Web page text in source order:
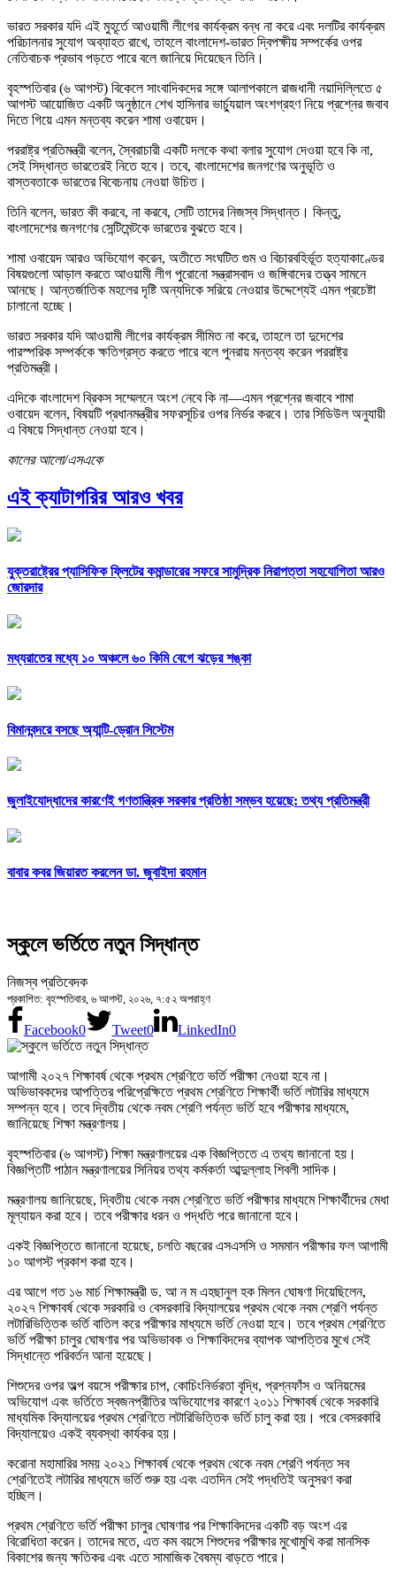
ভারত সরকার যদি এই মুহূর্তে আওয়ামী লীগের কার্যক্রম বন্ধ না করে এবং দলটির কার্যক্রম
পরিচালনার সুযোগ অব্যাহত রাখে, তাহলে বাংলাদেশ-ভারত দ্বিপক্ষীয় সম্পর্কের ওপর
নেতিবাচক প্রভাব পড়তে পারে বলে জানিয়ে দিয়েছেন তিনি।
বৃহস্পতিবার (৬ আগস্ট) বিকেলে সাংবাদিকদের সঙ্গে আলাপকালে রাজধানী নয়াদিল্লিতে ৫
আগস্ট আয়োজিত একটি অনুষ্ঠানে শেখ হাসিনার ভার্চ্যুয়াল অংশগ্রহণ নিয়ে প্রশ্নের জবাব
দিতে গিয়ে এমন মন্তব্য করেন শামা ওবায়েদ।
পররাষ্ট্র প্রতিমন্ত্রী বলেন, স্বৈরাচারী একটি দলকে কথা বলার সুযোগ দেওয়া হবে কি না,
সেই সিদ্ধান্ত ভারতেরই নিতে হবে। তবে, বাংলাদেশের জনগণের অনুভূতি ও
বাস্তবতাকে ভারতের বিবেচনায় নেওয়া উচিত।
তিনি বলেন, ভারত কী করবে, না করবে, সেটি তাদের নিজস্ব সিদ্ধান্ত। কিন্তু,
বাংলাদেশের জনগণের সেন্টিমেন্টকে ভারতের বুঝতে হবে।
শামা ওবায়েদ আরও অভিযোগ করেন, অতীতে সংঘটিত গুম ও বিচারবহির্ভূত হত্যাকাণ্ডের
বিষয়গুলো আড়াল করতে আওয়ামী লীগ পুরোনো সন্ত্রাসবাদ ও জঙ্গিবাদের তত্ত্ব সামনে
আনছে। আন্তর্জাতিক মহলের দৃষ্টি অন্যদিকে সরিয়ে নেওয়ার উদ্দেশ্যেই এমন প্রচেষ্টা
চালানো হচ্ছে।
ভারত সরকার যদি আওয়ামী লীগের কার্যক্রম সীমিত না করে, তাহলে তা দুদেশের
পারস্পরিক সম্পর্ককে ক্ষতিগ্রস্ত করতে পারে বলে পুনরায় মন্তব্য করেন পররাষ্ট্র
প্রতিমন্ত্রী।
এদিকে বাংলাদেশ ব্রিকস সম্মেলনে অংশ নেবে কি না—এমন প্রশ্নের জবাবে শামা
ওবায়েদ বলেন, বিষয়টি প্রধানমন্ত্রীর সফরসূচির ওপর নির্ভর করবে। তার সিডিউল অনুযায়ী
এ বিষয়ে সিদ্ধান্ত নেওয়া হবে।
কালের আলো/এসএকে
এই ক্যাটাগরির আরও খবর
যুক্তরাষ্ট্রের প্যাসিফিক ফ্লিটের কমান্ডারের সফরে সামুদ্রিক নিরাপত্তা সহযোগিতা আরও
জোরদার
মধ্যরাতের মধ্যে ১০ অঞ্চলে ৬০ কিমি বেগে ঝড়ের শঙ্কা
বিমানবন্দরে বসছে অ্যান্টি-ড্রোন সিস্টেম
জুলাইযোদ্ধাদের কারণেই গণতান্ত্রিক সরকার প্রতিষ্ঠা সম্ভব হয়েছে: তথ্য প্রতিমন্ত্রী
বাবার কবর জিয়ারত করলেন ডা. জুবাইদা রহমান
স্কুলে ভর্তিতে নতুন সিদ্ধান্ত
নিজস্ব প্রতিবেদক
প্রকাশিত: বৃহস্পতিবার, ৬ আগস্ট, ২০২৬, ৭:৫২ অপরাহ্ণ
Facebook0 Tweet0 LinkedIn0
আগামী ২০২৭ শিক্ষাবর্ষ থেকে প্রথম শ্রেণিতে ভর্তি পরীক্ষা নেওয়া হবে না।
অভিভাবকদের আপত্তির পরিপ্রেক্ষিতে প্রথম শ্রেণিতে শিক্ষার্থী ভর্তি লটারির মাধ্যমে
সম্পন্ন হবে। তবে দ্বিতীয় থেকে নবম শ্রেণি পর্যন্ত ভর্তি হবে পরীক্ষার মাধ্যমে,
জানিয়েছে শিক্ষা মন্ত্রণালয়।
বৃহস্পতিবার (৬ আগস্ট) শিক্ষা মন্ত্রণালয়ের এক বিজ্ঞপ্তিতে এ তথ্য জানানো হয়।
বিজ্ঞপ্তিটি পাঠান মন্ত্রণালয়ের সিনিয়র তথ্য কর্মকর্তা আব্দুল্লাহ শিবলী সাদিক।
মন্ত্রণালয় জানিয়েছে, দ্বিতীয় থেকে নবম শ্রেণিতে ভর্তি পরীক্ষার মাধ্যমে শিক্ষার্থীদের মেধা
মূল্যায়ন করা হবে। তবে পরীক্ষার ধরন ও পদ্ধতি পরে জানানো হবে।
একই বিজ্ঞপ্তিতে জানানো হয়েছে, চলতি বছরের এসএসসি ও সমমান পরীক্ষার ফল আগামী
১০ আগস্ট প্রকাশ করা হবে।
এর আগে গত ১৬ মার্চ শিক্ষামন্ত্রী ড. আ ন ম এহছানুল হক মিলন ঘোষণা দিয়েছিলেন,
২০২৭ শিক্ষাবর্ষ থেকে সরকারি ও বেসরকারি বিদ্যালয়ের প্রথম থেকে নবম শ্রেণি পর্যন্ত
লটারিভিত্তিক ভর্তি বাতিল করে পরীক্ষার মাধ্যমে ভর্তি নেওয়া হবে। তবে প্রথম শ্রেণিতে
ভর্তি পরীক্ষা চালুর ঘোষণার পর অভিভাবক ও শিক্ষাবিদদের ব্যাপক আপত্তির মুখে সেই
সিদ্ধান্তে পরিবর্তন আনা হয়েছে।
শিশুদের ওপর অল্প বয়সে পরীক্ষার চাপ, কোচিংনির্ভরতা বৃদ্ধি, প্রশ্নফাঁস ও অনিয়মের
অভিযোগ এবং ভর্তিতে স্বজনপ্রীতির অভিযোগের কারণে ২০১১ শিক্ষাবর্ষ থেকে সরকারি
মাধ্যমিক বিদ্যালয়ের প্রথম শ্রেণিতে লটারিভিত্তিক ভর্তি চালু করা হয়। পরে বেসরকারি
বিদ্যালয়েও একই ব্যবস্থা কার্যকর হয়।
করোনা মহামারির সময় ২০২১ শিক্ষাবর্ষ থেকে প্রথম থেকে নবম শ্রেণি পর্যন্ত সব
শ্রেণিতেই লটারির মাধ্যমে ভর্তি শুরু হয় এবং এতদিন সেই পদ্ধতিই অনুসরণ করা
হচ্ছিল।
প্রথম শ্রেণিতে ভর্তি পরীক্ষা চালুর ঘোষণার পর শিক্ষাবিদদের একটি বড় অংশ এর
বিরোধিতা করেন। তাদের মতে, এত কম বয়সে শিশুদের পরীক্ষার মুখোমুখি করা মানসিক
বিকাশের জন্য ক্ষতিকর এবং এতে সামাজিক বৈষম্য বাড়তে পারে।